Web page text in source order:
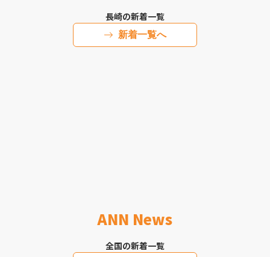
長崎の新着一覧
新着一覧へ
ANN News
全国の新着一覧